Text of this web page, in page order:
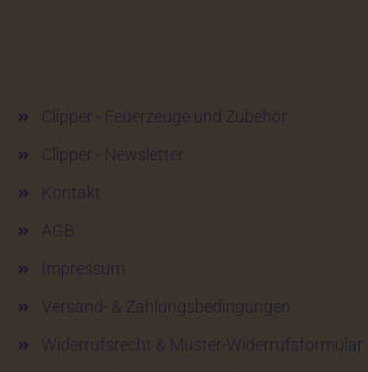
Clipper - Feuerzeuge und Zubehör
Clipper - Newsletter
Kontakt
AGB
Impressum
Versand- & Zahlungsbedingungen
Widerrufsrecht & Muster-Widerrufsformular